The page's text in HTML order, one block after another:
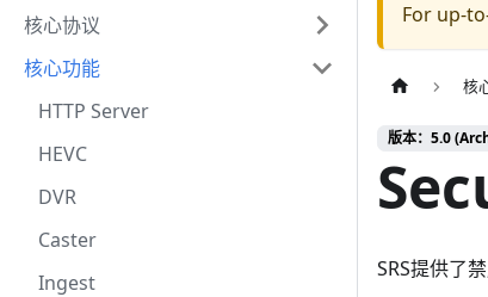
核心协议
核心功能
HTTP Server
HEVC
DVR
Caster
Ingest
For up-
核
版本：5.0
SRS提供了